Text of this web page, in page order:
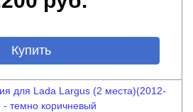
для Lada Largus (2 места)(2012-
- темно коричневый